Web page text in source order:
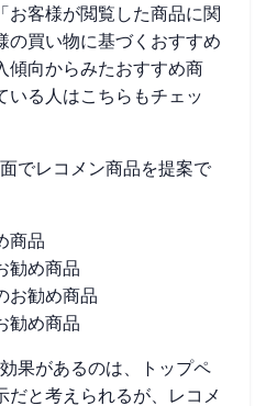
お客様が閲覧した商品に関
の買い物に基づくおすすめ
傾向からみたおすすめ商
いる人はこちらもチェッ
でレコメン商品を提案で
商品
勧め商品
お勧め商品
勧め商品
果があるのは、トップペ
だと考えられるが、レコメ